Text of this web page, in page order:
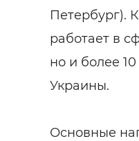
Петербург).
работает в
но и более
Украины.
Основные